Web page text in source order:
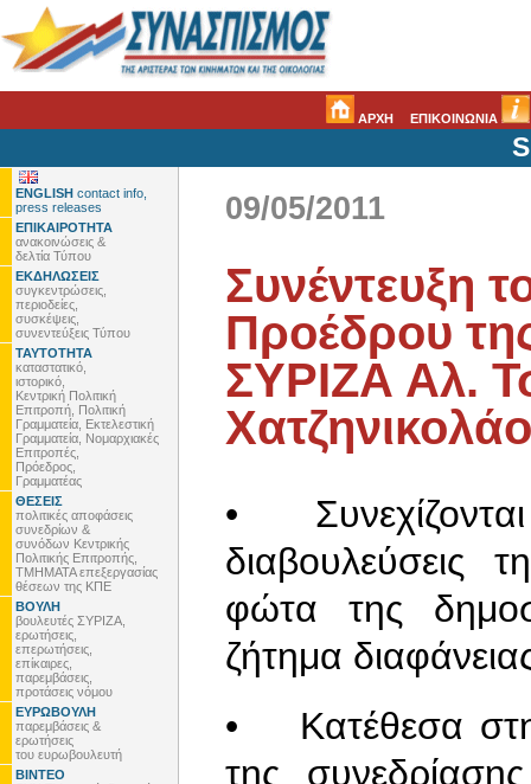
ΑΡΧΗ ΕΠΙΚΟΙΝΩΝΙΑ
ENGLISH contact info,
press releases
ΕΠΙΚΑΙΡΟΤΗΤΑ
ανακοινώσεις &
δελτία Τύπου
ΕΚΔΗΛΩΣΕΙΣ
συγκεντρώσεις,
περιοδείες,
συσκέψεις,
συνεντεύξεις Τύπου
ΤΑΥΤΟΤΗΤΑ
καταστατικό,
ιστορικό,
Κεντρική Πολιτική
Επιτροπή, Πολιτική
Γραμματεία, Εκτελεστική
Γραμματεία, Νομαρχιακές
Επιτροπές,
Πρόεδρος,
Γραμματέας
ΘΕΣΕΙΣ
πολιτικές αποφάσεις
συνεδρίων &
συνόδων Κεντρικής
Πολιτικής Επιτροπής,
ΤΜΗΜΑΤΑ επεξεργασίας
θέσεων της ΚΠΕ
ΒΟΥΛΗ
βουλευτές ΣΥΡΙΖΑ,
ερωτήσεις,
επερωτήσεις,
επίκαιρες,
παρεμβάσεις,
προτάσεις νόμου
ΕΥΡΩΒΟΥΛΗ
παρεμβάσεις &
ερωτήσεις
του ευρωβουλευτή
ΒΙΝΤΕΟ
09/05/2011
Συνέντευξη
Προέδρου
ΣΥΡΙΖΑ Αλ.
• Συνεχίζονται
φώτα της
ζήτημα
• Κατέθεσα στη
της